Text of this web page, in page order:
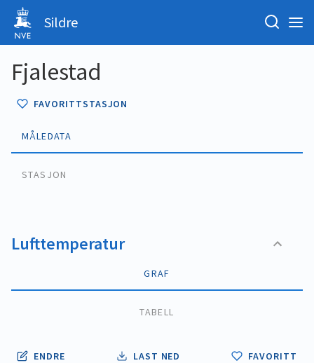
Sildre
Fjalestad
FAVORITTSTASJON
MÅLEDATA
STASJON
Lufttemperatur
GRAF
TABELL
ENDRE LAST NED FAVORITT